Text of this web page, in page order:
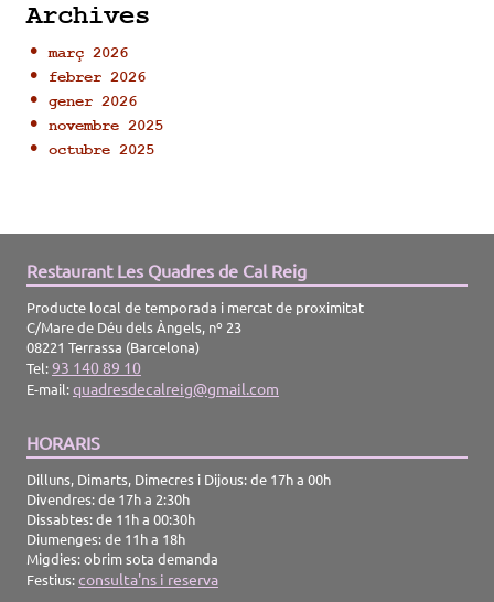
Archives
març 2026
febrer 2026
gener 2026
novembre 2025
octubre 2025
Restaurant Les Quadres de Cal Reig
Producte local de temporada i mercat de proximitat
C/Mare de Déu dels Àngels, nº 23
08221 Terrassa (Barcelona)
Tel:93 140 89 10
E-mail:quadresdecalreig@gmail.com
HORARIS
Dilluns, Dimarts, Dimecres i Dijous: de 17h a 00h
Divendres: de 17h a 2:30h
Dissabtes: de 11h a 00:30h
Diumenges: de 11h a 18h
Migdies: obrim sota demanda
Festius:consulta'ns i reserva